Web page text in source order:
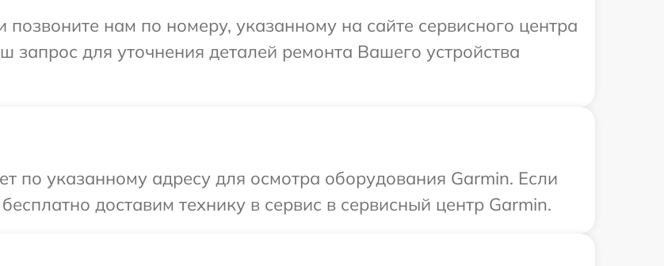
нам по номеру, указанному на сайте сервисного центра
для уточнения деталей ремонта Вашего устройства
по указанному адресу для осмотра оборудования Garmin. Если
доставим технику в сервис в сервисный центр Garmin.